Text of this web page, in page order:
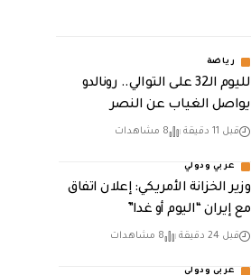
رياضة
لليوم الـ32 على التوالي.. رونالدو
يواصل الغياب عن النصر
قبل 11 دقيقة 8 مشاهدات
عربي ودولي
وزير الخزانة الأمريكي: إعلان اتفاق
مع إيران “اليوم أو غدا”
قبل 24 دقيقة 8 مشاهدات
عربي ودولي